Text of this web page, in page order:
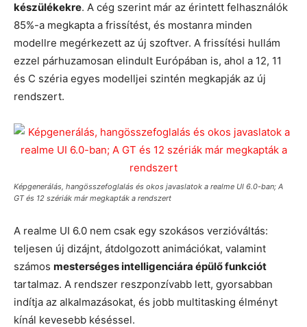
készülékekre. A cég szerint már az érintett felhasználók
85%-a megkapta a frissítést, és mostanra minden
modellre megérkezett az új szoftver. A frissítési hullám
ezzel párhuzamosan elindult Európában is, ahol a 12, 11
és C széria egyes modelljei szintén megkapják az új
rendszert.
Képgenerálás, hangösszefoglalás és okos javaslatok a realme UI 6.0-ban; A
GT és 12 szériák már megkapták a rendszert
A realme UI 6.0 nem csak egy szokásos verzióváltás:
teljesen új dizájnt, átdolgozott animációkat, valamint
számos mesterséges intelligenciára épülő funkciót
tartalmaz. A rendszer reszponzívabb lett, gyorsabban
indítja az alkalmazásokat, és jobb multitasking élményt
kínál kevesebb késéssel.